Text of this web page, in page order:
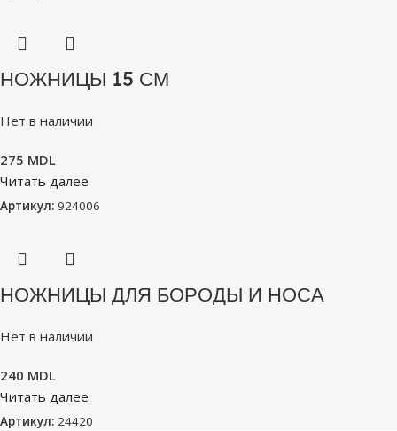
НОЖНИЦЫ 15 СМ
Нет в наличии
275 MDL
Читать далее
Артикул: 924006
НОЖНИЦЫ ДЛЯ БОРОДЫ И НОСА
Нет в наличии
240 MDL
Читать далее
Артикул: 24420